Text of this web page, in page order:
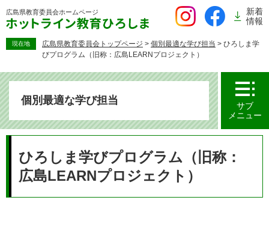
ー
広島県教育委員会ホームページ
新着
情報
現在地 広島県教育委員会トップページ > 個別最適な学び担当 > ひろしま学
びプログラム（旧称：広島LEARNプロジェクト）
個別最適な学び担当
サブ
メニュー
ひろしま学びプログラム（旧称：
広島LEARNプロジェクト）